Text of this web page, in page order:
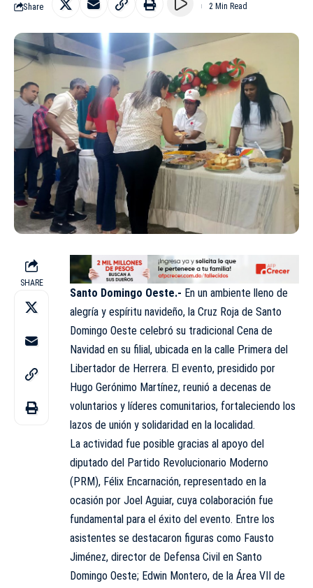
Share 2 Min Read
SHARE
Santo Domingo Oeste.- En un ambiente lleno de
alegría y espíritu navideño, la Cruz Roja de Santo
Domingo Oeste celebró su tradicional Cena de
Navidad en su filial, ubicada en la calle Primera del
Libertador de Herrera. El evento, presidido por
Hugo Gerónimo Martínez, reunió a decenas de
voluntarios y líderes comunitarios, fortaleciendo los
lazos de unión y solidaridad en la localidad.
La actividad fue posible gracias al apoyo del
diputado del Partido Revolucionario Moderno
(PRM), Félix Encarnación, representado en la
ocasión por Joel Aguiar, cuya colaboración fue
fundamental para el éxito del evento. Entre los
asistentes se destacaron figuras como Fausto
Jiménez, director de Defensa Civil en Santo
Domingo Oeste; Edwin Montero, de la Área VII de